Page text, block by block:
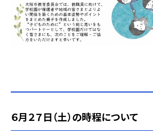
６月２７日（土）の時程について